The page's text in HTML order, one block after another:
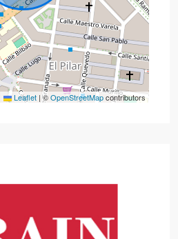
Leaflet |©OpenStreetMapcontributors